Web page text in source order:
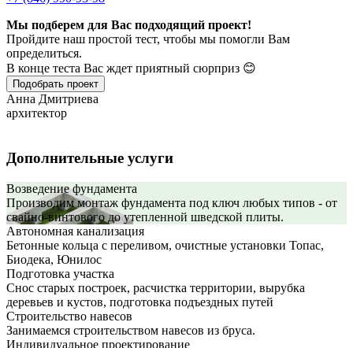
Мы подберем для Вас подходящий проект!
Пройдите наш простой тест, чтобы мы помогли Вам
определиться.
В конце теста Вас ждет приятный сюрприз 😊
Подобрать проект
Анна Дмитриева
архитектор
Дополнительные услуги
Возведение фундамента
Производим монтаж фундамента под ключ любых типов - от
свайно-винтового до утепленной шведской плиты.
Автономная канализация
Бетонные кольца с переливом, очистные установки Топас,
Биодека, Юнилос
Подготовка участка
Снос старых построек, расчистка территории, вырубка
деревьев и кустов, подготовка подъездных путей
Строительство навесов
Занимаемся строительством навесов из бруса.
Индивидуальное проектирование